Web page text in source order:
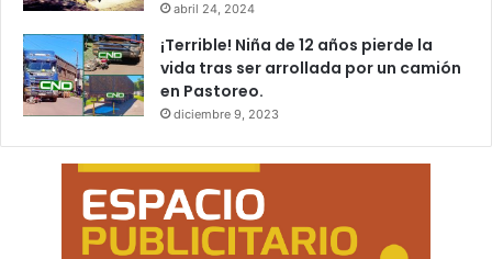
abril 24, 2024
¡Terrible! Niña de 12 años pierde la
vida tras ser arrollada por un camión
en Pastoreo.
diciembre 9, 2023